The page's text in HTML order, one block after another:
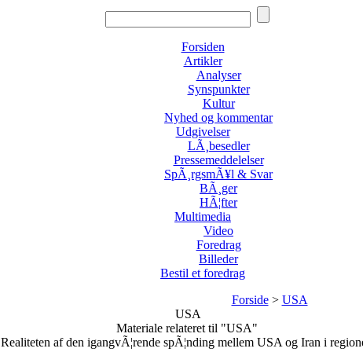
Forsiden
Artikler
Analyser
Synspunkter
Kultur
Nyhed og kommentar
Udgivelser
LÃ¸besedler
Pressemeddelelser
SpÃ¸rgsmÃ¥l & Svar
BÃ¸ger
HÃ¦fter
Multimedia
Video
Foredrag
Billeder
Bestil et foredrag
Forside> USA
USA
Materiale relateret til "USA"
Realiteten af den igangvÃ¦rende spÃ¦nding mellem USA og Iran i